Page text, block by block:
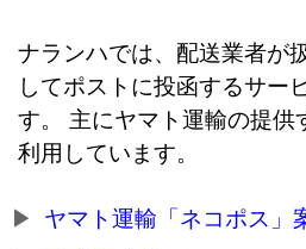
ナランハでは、配送業者が
してポストに投函するサー
す。 主にヤマト運輸の提供
利用しています。
ヤマト運輸「ネコポス」